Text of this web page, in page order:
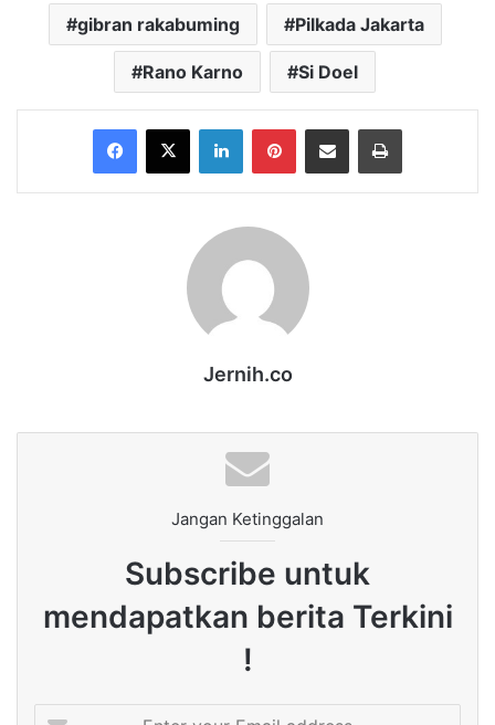
gibran rakabuming Pilkada Jakarta
Rano Karno Si Doel
Facebook
X LinkedInPinterestShare via Email Print
Jernih.co
Jangan Ketinggalan
Subscribe untuk
mendapatkan berita Terkini
!